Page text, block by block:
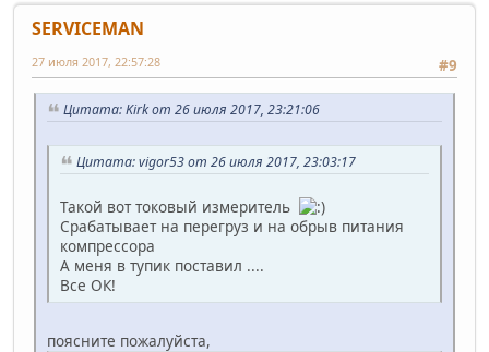
SERVICEMAN
#9
27 июля 2017, 22:57:28
Цитата: Kirk от 26 июля 2017, 23:21:06
Цитата: vigor53 от 26 июля 2017, 23:03:17
Такой вот токовый измеритель
Срабатывает на перегруз и на обрыв питания
компрессора
А меня в тупик поставил ....
Все ОК!
поясните пожалуйста,